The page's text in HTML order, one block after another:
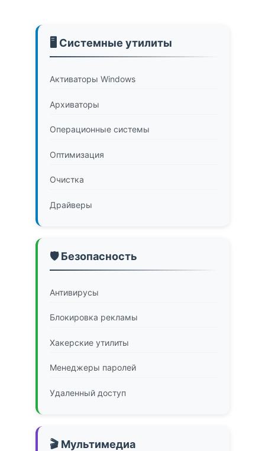
🖥️ Системные утилиты
Активаторы Windows
Архиваторы
Операционные системы
Оптимизация
Очистка
Драйверы
🛡️ Безопасность
Антивирусы
Блокировка рекламы
Хакерские утилиты
Менеджеры паролей
Удаленный доступ
🎬 Мультимедиа